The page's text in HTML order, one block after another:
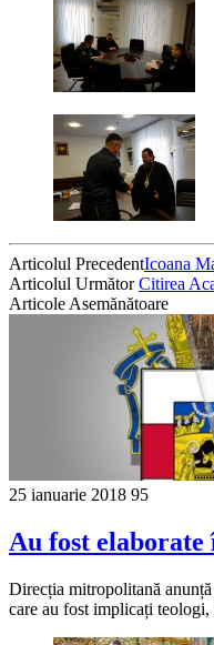
Articolul PrecedentIcoana
Articolul UrmătorCitirea
Articole Asemănătoare
25 ianuarie 2018 95
Au fost
Direcția mitropolitană
care au fost implicați